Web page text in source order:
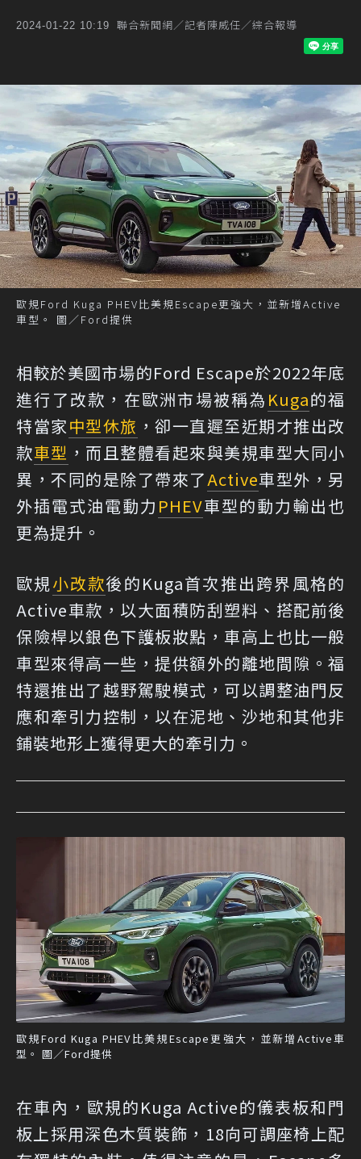
2024-01-22 10:19 聯合新聞網／記者陳威任／綜合報導
歐規Ford Kuga PHEV比美規Escape更強大，並新增Active
車型。 圖／Ford提供
相較於美國市場的Ford Escape於2022年底
進行了改款，在歐洲市場被稱為 Kuga的福
特當家中型休旅 ，卻一直遲至近期才推出改
款車型 ，而且整體看起來與美規車型大同小
異，不同的是除了帶來了Active車型外，另
外插電式油電動力 PHEV車型的動力輸出也
更為提升。
歐規小改款後的Kuga首次推出跨界風格的
Active車款，以大面積防刮塑料、搭配前後
保險桿以銀色下護板妝點，車高上也比一般
車型來得高一些，提供額外的離地間隙。福
特還推出了越野駕駛模式，可以調整油門反
應和牽引力控制，以在泥地、沙地和其他非
鋪裝地形上獲得更大的牽引力。
歐規Ford Kuga PHEV比美規Escape更強大，並新增Active車
型。 圖／Ford提供
在車內，歐規的Kuga Active的儀表板和門
板上採用深色木質裝飾，18向可調座椅上配